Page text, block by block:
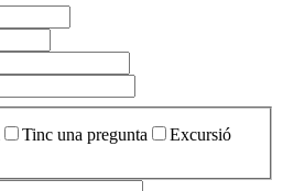
Tinc una pregunta
Excursió